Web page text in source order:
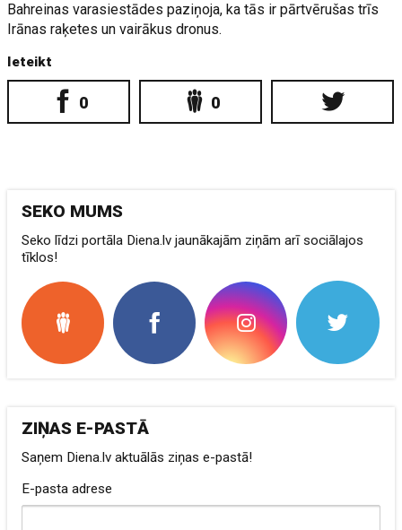
Bahreinas varasiestādes paziņoja, ka tās ir pārtvērušas trīs
Irānas raķetes un vairākus dronus.
Ieteikt
0 0
SEKO MUMS
Seko līdzi portāla Diena.lv jaunākajām ziņām arī sociālajos
tīklos!
ZIŅAS E-PASTĀ
Saņem Diena.lv aktuālās ziņas e-pastā!
E-pasta adrese